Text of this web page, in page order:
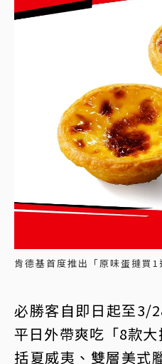
肯德基首度推出「原味蛋撻買
必勝客自即日起至3/
平日外帶爽吃「8款
括夏威夷、雙層美式